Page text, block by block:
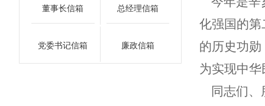
董事长信箱
党委书记信箱
总经理信箱
廉政信箱
化强国的
的历史功
为实现中
同志们、